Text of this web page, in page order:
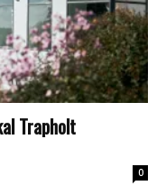
Trapholt
0